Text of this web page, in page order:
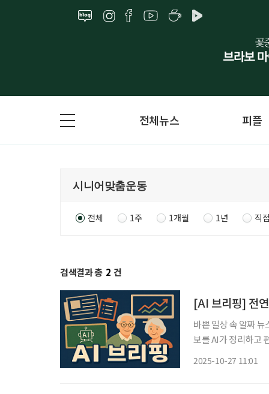
전체뉴스 피플
전체 1주 1개월 1년 직
검색결과 총 2 건
[AI 브리핑] 전
바쁜 일상 속 알짜
보를 AI가 정리하고 편집국 기
2025-10-27 11:01